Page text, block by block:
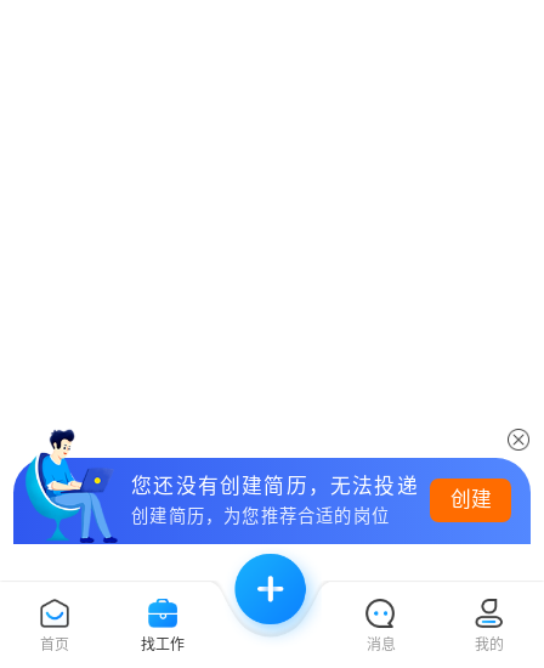
首页 找工作 消息 我的
您还没有创建简历，无法投递
创建简历，为您推荐合适的岗位
创建